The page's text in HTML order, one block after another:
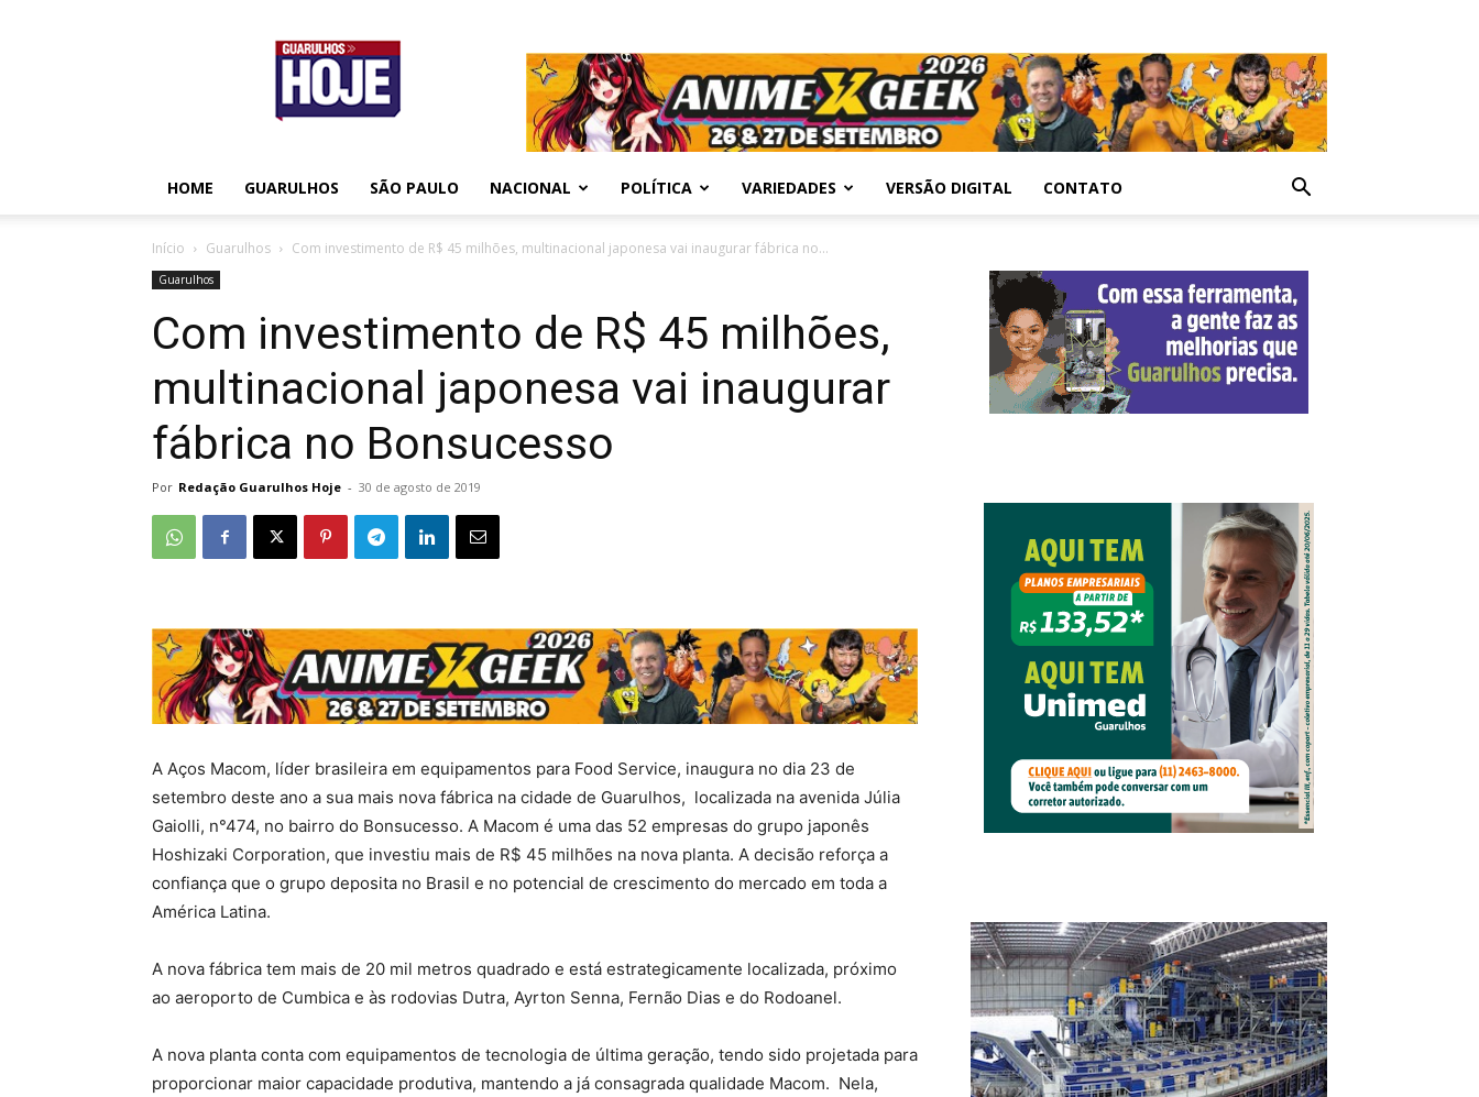
Guarulhos
Hoje
HOME GUARULHOS SÃO PAULO NACIONAL POLÍTICA VARIEDADES VERSÃO DIGITAL CONTATO
Início Guarulhos Com investimento de R$ 45 milhões, multinacional japonesa vai inaugurar fábrica no...
Guarulhos
Com investimento de R$ 45 milhões,
multinacional japonesa vai inaugurar
fábrica no Bonsucesso
Por Redação Guarulhos Hoje - 30 de agosto de 2019
A Aços Macom, líder brasileira em equipamentos para Food Service, inaugura no dia 23 de
setembro deste ano a sua mais nova fábrica na cidade de Guarulhos, localizada na avenida Júlia
Gaiolli, n°474, no bairro do Bonsucesso. A Macom é uma das 52 empresas do grupo japonês
Hoshizaki Corporation, que investiu mais de R$ 45 milhões na nova planta. A decisão reforça a
confiança que o grupo deposita no Brasil e no potencial de crescimento do mercado em toda a
América Latina.
A nova fábrica tem mais de 20 mil metros quadrado e está estrategicamente localizada, próximo
ao aeroporto de Cumbica e às rodovias Dutra, Ayrton Senna, Fernão Dias e do Rodoanel.
A nova planta conta com equipamentos de tecnologia de última geração, tendo sido projetada para
proporcionar maior capacidade produtiva, mantendo a já consagrada qualidade Macom. Nela,